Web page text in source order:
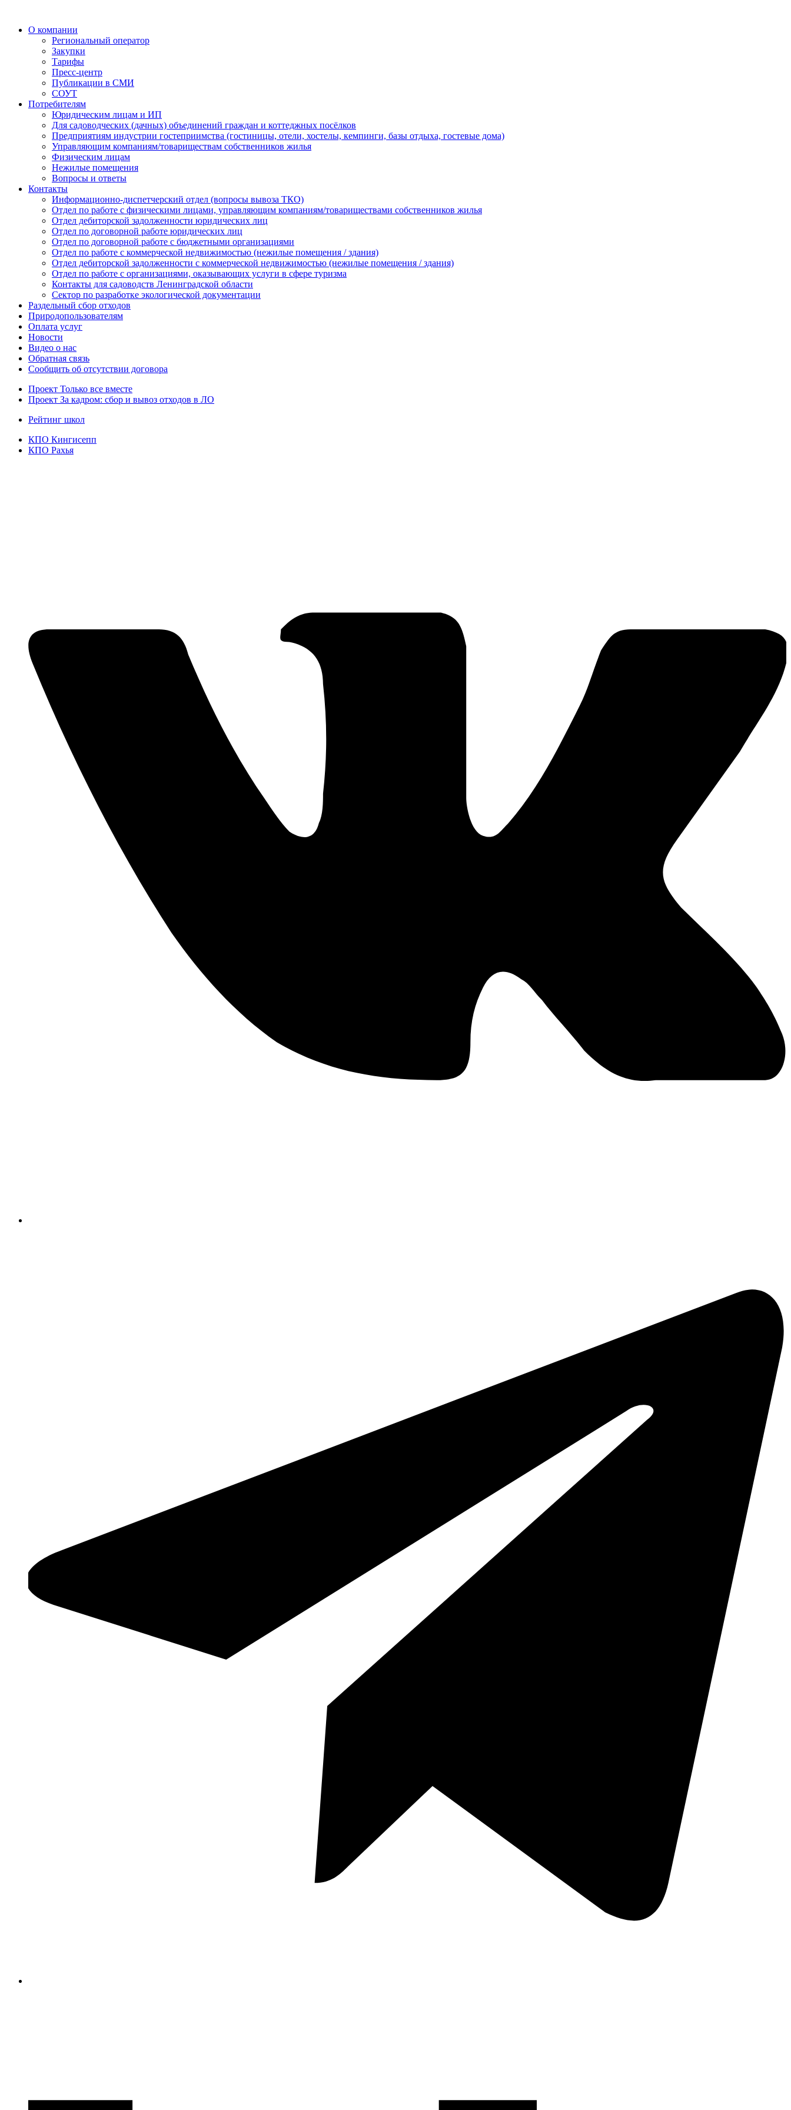
О компании
Региональный оператор
Закупки
Тарифы
Пресс-центр
Публикации в СМИ
СОУТ
Потребителям
Юридическим лицам и ИП
Для садоводческих (дачных) объединений граждан и коттеджных посёлков
Предприятиям индустрии гостеприимства (гостиницы, отели, хостелы, кемпинги, базы отдыха, гостевые дома)
Управляющим компаниям/товариществам собственников жилья
Физическим лицам
Нежилые помещения
Вопросы и ответы
Контакты
Информационно-диспетчерский отдел (вопросы вывоза ТКО)
Отдел по работе с физическими лицами, управляющим компаниям/товариществами собственников жилья
Отдел дебиторской задолженности юридических лиц
Отдел по договорной работе юридических лиц
Отдел по договорной работе с бюджетными организациями
Отдел по работе с коммерческой недвижимостью (нежилые помещения / здания)
Отдел дебиторской задолженности с коммерческой недвижимостью (нежилые помещения / здания)
Отдел по работе с организациями, оказывающих услуги в сфере туризма
Контакты для садоводств Ленинградской области
Сектор по разработке экологической документации
Раздельный сбор отходов
Природопользователям
Оплата услуг
Новости
Видео о нас
Обратная связь
Сообщить об отсутствии договора
Проект Только все вместе
Проект За кадром: сбор и вывоз отходов в ЛО
Рейтинг школ
КПО Кингисепп
КПО Рахья